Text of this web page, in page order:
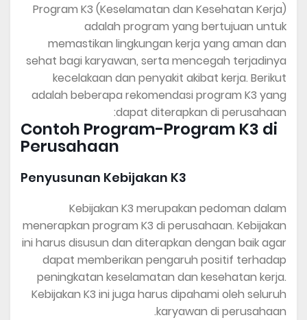
Program K3 (Keselamatan dan Kesehatan Kerja)
adalah program yang bertujuan untuk
memastikan lingkungan kerja yang aman dan
sehat bagi karyawan, serta mencegah terjadinya
kecelakaan dan penyakit akibat kerja. Berikut
adalah beberapa rekomendasi program K3 yang
dapat diterapkan di perusahaan:
Contoh Program-Program K3 di
Perusahaan
Penyusunan Kebijakan K3
Kebijakan K3 merupakan pedoman dalam
menerapkan program K3 di perusahaan. Kebijakan
ini harus disusun dan diterapkan dengan baik agar
dapat memberikan pengaruh positif terhadap
peningkatan keselamatan dan kesehatan kerja.
Kebijakan K3 ini juga harus dipahami oleh seluruh
karyawan di perusahaan.